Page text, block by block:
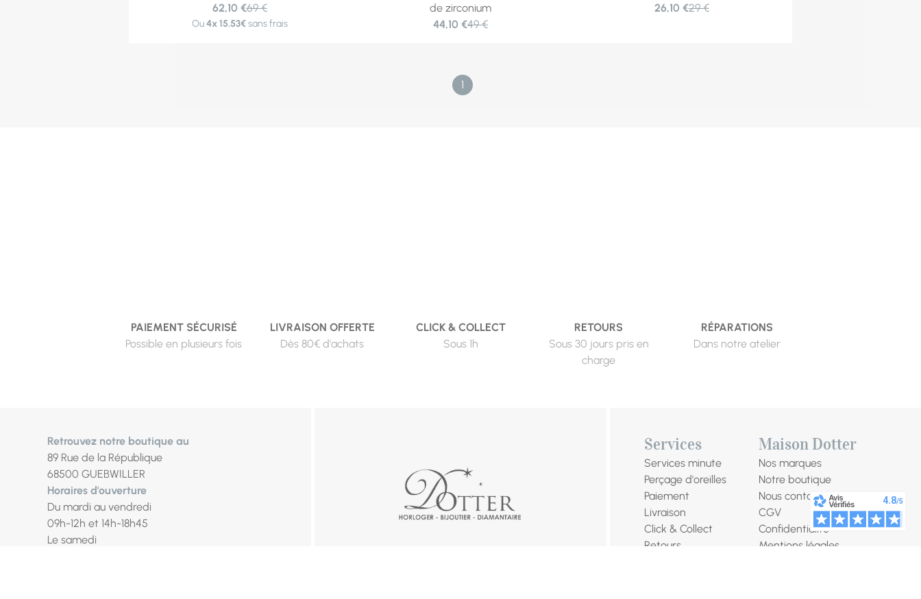
62,10 €69 €
Ou4x 15.53€sans frais
de zirconium
44,10 €49 €
26,10 €29 €
1
PAIEMENT SÉCURISÉ
Possible en plusieurs fois
LIVRAISON OFFERTE
Dès 80€ d'achats
CLICK & COLLECT
Sous 1h
RETOURS
Sous 30 jours pris en
charge
RÉPARATIONS
Dans notre atelier
Retrouvez notre boutique au
89 Rue de la République
68500 GUEBWILLER
Horaires d'ouverture
Du mardi au vendredi
09h-12h et 14h-18h45
Le samedi
Services
Services minute
Perçage d'oreilles
Paiement
Livraison
Click & Collect
Retours
Maison Dotter
Nos marques
Notre boutique
Nous contacter
CGV
Confidentialité
Mentions légales